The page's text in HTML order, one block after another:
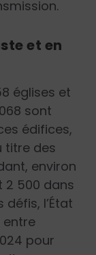
et en
églises et
sont
édifices,
titre des
environ
2 500 dans
l’État
entre
pour